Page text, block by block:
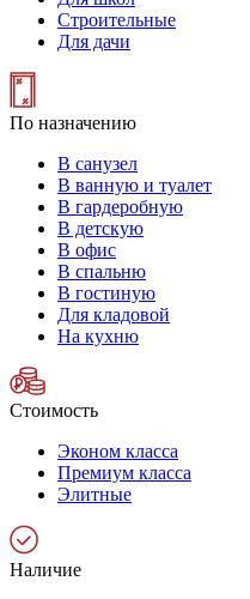
Строительные
Для дачи
По назначению
В санузел
В ванную и туалет
В гардеробную
В детскую
В офис
В спальню
В гостиную
Для кладовой
На кухню
Стоимость
Эконом класса
Премиум класса
Элитные
Наличие